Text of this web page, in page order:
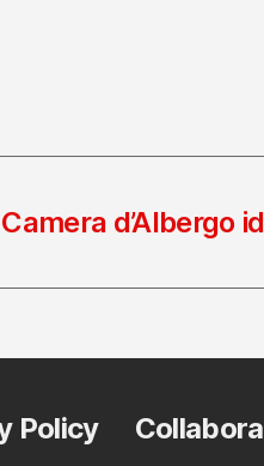
d’Albergo
Policy